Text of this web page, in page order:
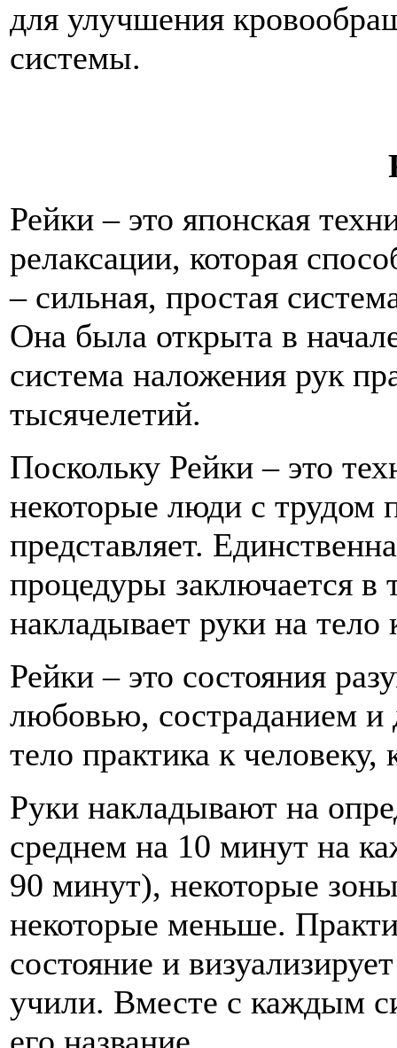
для улучшения
системы.
Рейки – это японская
релаксации, которая
– сильная, простая
Она была открыта в
система наложения рук
тысячелетий.
Поскольку Рейки – это
некоторые люди с трудом
представляет.
процедуры заключается в
накладывает руки на тело
Рейки – это состояния
любовью, состраданием и
тело практика к
Руки накладывают на
среднем на 10 минут на
90 минут), некоторые
некоторые меньше.
состояние и
учили. Вместе с каждым